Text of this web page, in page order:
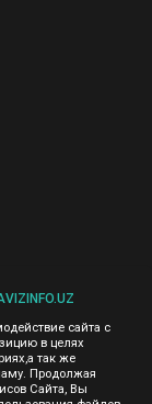
Мы не
отвечаем за
ссылается
сайта с
в целях
так же
Продолжая
Сайта, Вы